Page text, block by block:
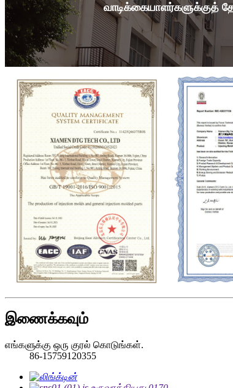
வாடிக்கையாளர்களுக்குத்
இணைக்கவும்
எங்களுக்கு ஒரு குரல் கொடுங்கள்.
86-15759120355